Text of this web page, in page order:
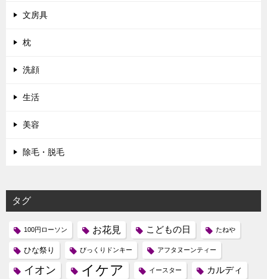
文房具
枕
洗顔
生活
美容
除毛・脱毛
タグ
100円ローソン お花見 こどもの日 たねや
ひな祭り びっくりドンキー アフタヌーンティー
イオン イケア イースター カルディ